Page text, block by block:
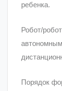
ребенка.
Робот/
Порядок